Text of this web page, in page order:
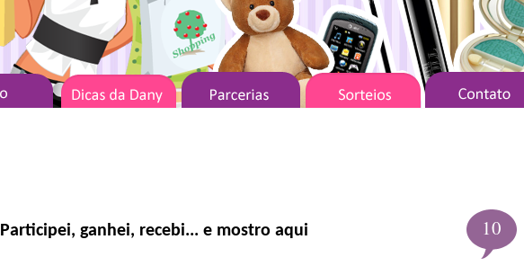
10
Participei, ganhei, recebi... e mostro aqui